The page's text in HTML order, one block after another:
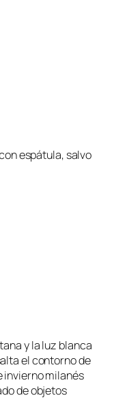
espátula, salvo
y la luz blanca
el contorno de
invierno milanés
de objetos